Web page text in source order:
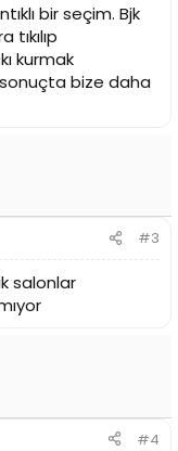
bir seçim. Bjk
kurmak
bize daha
#3
salonlar
#4